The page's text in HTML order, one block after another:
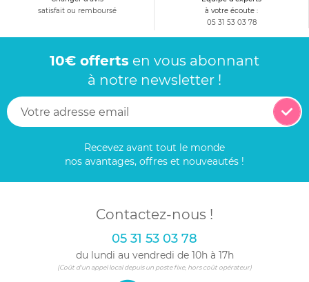
satisfait ou remboursé
à votre écoute :
05 31 53 03 78
10€ offerts en vous abonnant
à notre newsletter !
Recevez avant tout le monde
nos avantages, offres et nouveautés !
Contactez-nous !
05 31 53 03 78
du lundi au vendredi de 10h à 17h
(Coût d'un appel local depuis un poste fixe, hors coût opérateur)